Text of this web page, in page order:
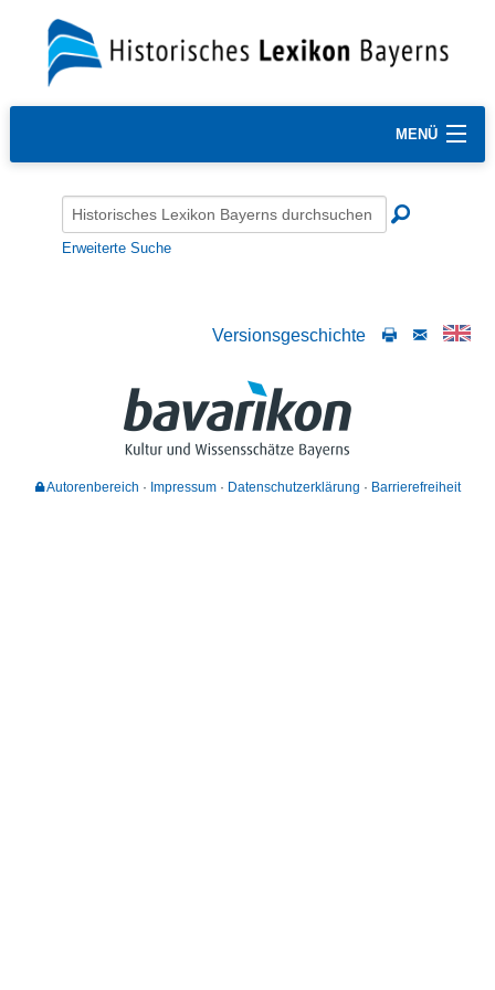
MENÜ
Erweiterte Suche
Versionsgeschichte
Autorenbereich Impressum Datenschutzerklärung Barrierefreiheit